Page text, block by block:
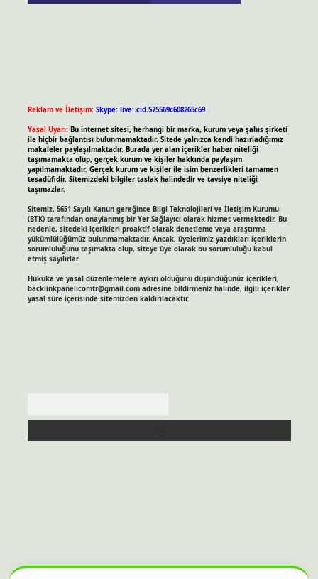
Reklam ve İletişim: Skype: live:.cid.575569c608265c69
Yasal Uyarı: Bu internet sitesi, herhangi bir marka, kurum veya şahıs şirketi
ile hiçbir bağlantısı bulunmamaktadır. Sitede yalnızca kendi hazırladığımız
makaleler paylaşılmaktadır. Burada yer alan içerikler haber niteliği
taşımamakta olup, gerçek kurum ve kişiler hakkında paylaşım
yapılmamaktadır. Gerçek kurum ve kişiler ile isim benzerlikleri tamamen
tesadüfidir. Sitemizdeki bilgiler taslak halindedir ve tavsiye niteliği
taşımazlar.
Sitemiz, 5651 Sayılı Kanun gereğince Bilgi Teknolojileri ve İletişim Kurumu
(BTK) tarafından onaylanmış bir Yer Sağlayıcı olarak hizmet vermektedir. Bu
nedenle, sitedeki içerikleri proaktif olarak denetleme veya araştırma
yükümlülüğümüz bulunmamaktadır. Ancak, üyelerimiz yazdıkları içeriklerin
sorumluluğunu taşımakta olup, siteye üye olarak bu sorumluluğu kabul
etmiş sayılırlar.
Hukuka ve yasal düzenlemelere aykırı olduğunu düşündüğünüz içerikleri,
backlinkpanelicomtr@gmail.comadresine bildirmeniz halinde, ilgili içerikler
yasal süre içerisinde sitemizden kaldırılacaktır.